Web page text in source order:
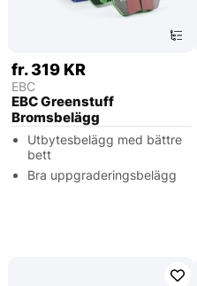
fr. 319 KR
EBC
EBC Greenstuff
Bromsbelägg
Utbytesbelägg med bättre
bett
Bra uppgraderingsbelägg